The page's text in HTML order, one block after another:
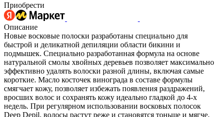
Приобрести
Описание
Новые восковые полоски разработаны специально для
быстрой и деликатной депиляции области бикини и
подмышек. Специально разработанная формула на основе
натуральной смолы хвойных деревьев позволяет максимально
эффективно удалять волоски разной длины, включая самые
короткие. Масло косточек винограда в составе формулы
смягчает кожу, позволяет избежать появления раздражений,
вросших волос и сохранять кожу идеально гладкой до 4-х
недель. При регулярном использовании восковых полосок
Deep Depil, волосы растут реже и становятся тоньше и мягче.